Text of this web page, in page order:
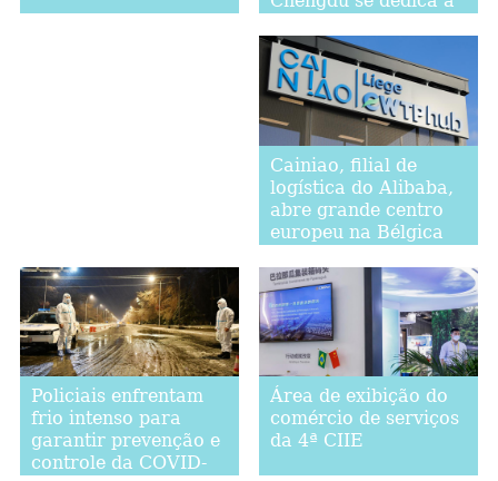
Cainiao, filial de
logística do Alibaba,
abre grande centro
europeu na Bélgica
Policiais enfrentam
frio intenso para
garantir prevenção e
controle da COVID-
Área de exibição do
comércio de serviços
da 4ª CIIE